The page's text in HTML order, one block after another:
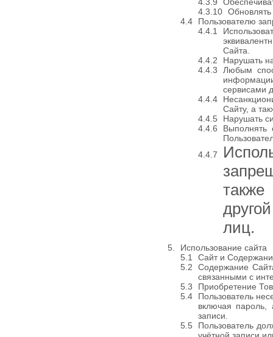
Пользователю
Сайта.
Нарушать
Любым
сервисами
Сайту, а
Нарушать
Выполнять
также
лиц.
Использование сайта
Сайт и
Содержание
связанными с
Приобретение
Пользователь
включая пароль,
записи.
Пользователь
учётной записи